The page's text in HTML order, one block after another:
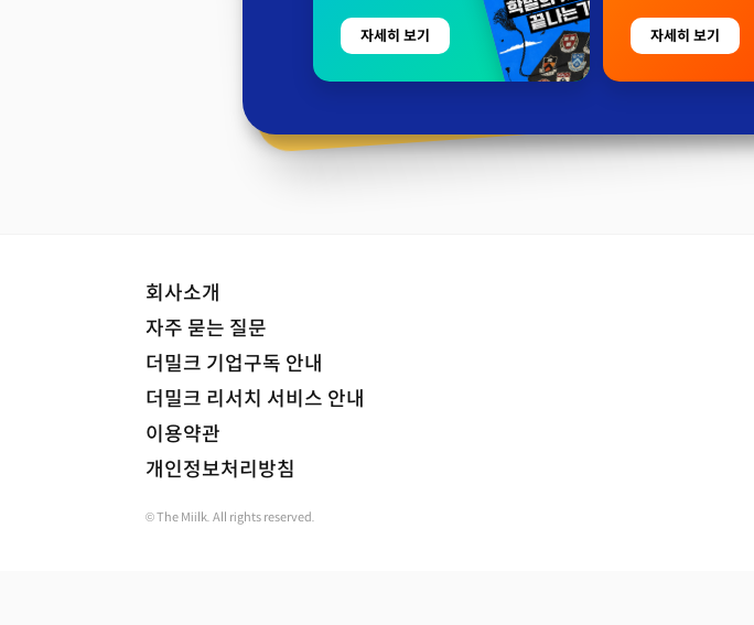
자세히 보기 자세히 보기
회사소개
자주 묻는 질문
더밀크 기업구독 안내
더밀크 리서치 서비스 안내
이용약관
개인정보처리방침
© The Miilk. All rights reserved.